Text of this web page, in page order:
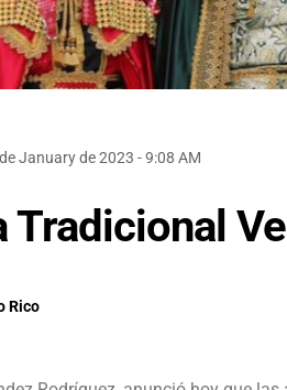
January de 2023 - 9:08 AM
Tradicional
Rico